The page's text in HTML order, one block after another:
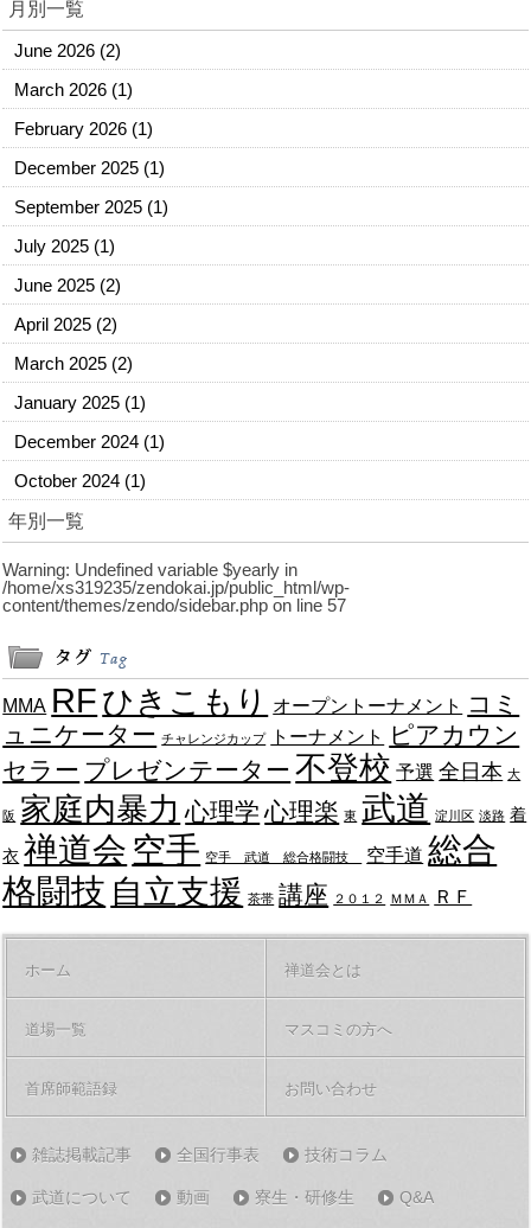
月別一覧
June 2026 (2)
March 2026 (1)
February 2026 (1)
December 2025 (1)
September 2025 (1)
July 2025 (1)
June 2025 (2)
April 2025 (2)
March 2025 (2)
January 2025 (1)
December 2024 (1)
October 2024 (1)
年別一覧
Warning: Undefined variable $yearly in
/home/xs319235/zendokai.jp/public_html/wp-
content/themes/zendo/sidebar.php on line 57
MMA RFひきこもり オープントーナメント
コミ
ュニケーター チャレンジカップ トーナメント
ピアカウン
セラー プレゼンテーター 不登校 予選 全日本 大
阪 家庭内暴力 心理学 心理楽 東 武道 淀川区 淡路 着
衣 禅道会 空手 空手 武道 総合格闘技 空手道 総合
格闘技 自立支援 茶帯 講座 ２０１２ ＭＭＡ ＲＦ
ホーム 禅道会とは
道場一覧 マスコミの方へ
首席師範語録 お問い合わせ
雑誌掲載記事 全国行事表 技術コラム
武道について 動画 寮生・研修生 Q&A